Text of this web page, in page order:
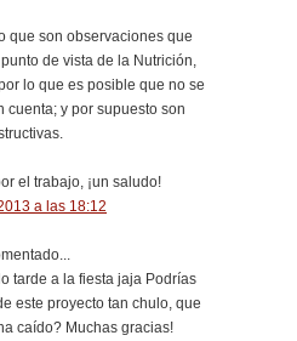
que son observaciones que
de vista de la Nutrición,
lo que es posible que no se
cuenta; y por supuesto son
el trabajo, ¡un saludo!
a las 18:12
tarde a la fiesta jaja Podrías
este proyecto tan chulo, que
caído? Muchas gracias!